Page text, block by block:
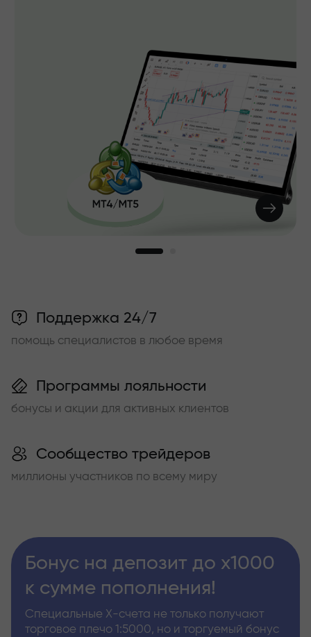
Поддержка 24/7
помощь специалистов в любое время
Программы лояльности
бонусы и акции для активных клиентов
Сообщество трейдеров
миллионы участников по всему миру
Бонус на депозит до х1000
к сумме пополнения!
Специальные Х-счета не только получают
торговое плечо 1:5000, но и торгуемый бонус